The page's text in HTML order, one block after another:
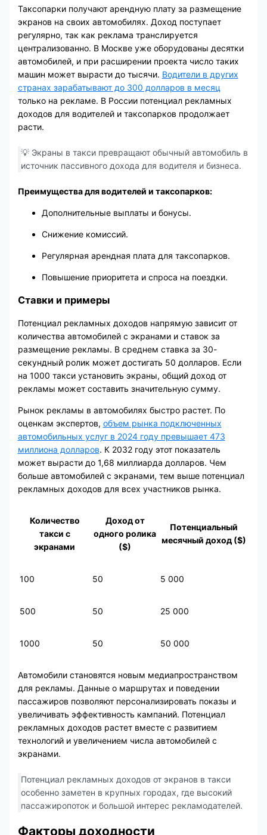
Таксопарки получают арендную плату за размещение
экранов на своих автомобилях. Доход поступает
регулярно, так как реклама транслируется
централизованно. В Москве уже оборудованы десятки
автомобилей, и при расширении проекта число таких
машин может вырасти до тысячи. Водители в других
странах зарабатывают до 300 долларов в месяц
только на рекламе. В России потенциал рекламных
доходов для водителей и таксопарков продолжает
расти.
💡 Экраны в такси превращают обычный автомобиль в
источник пассивного дохода для водителя и бизнеса.
Преимущества для водителей и таксопарков:
Дополнительные выплаты и бонусы.
Снижение комиссий.
Регулярная арендная плата для таксопарков.
Повышение приоритета и спроса на поездки.
Ставки и примеры
Потенциал рекламных доходов напрямую зависит от
количества автомобилей с экранами и ставок за
размещение рекламы. В среднем ставка за 30-
секундный ролик может достигать 50 долларов. Если
на 1000 такси установить экраны, общий доход от
рекламы может составить значительную сумму.
Рынок рекламы в автомобилях быстро растет. По
оценкам экспертов, объем рынка подключенных
автомобильных услуг в 2024 году превышает 473
миллиона долларов. К 2032 году этот показатель
может вырасти до 1,68 миллиарда долларов. Чем
больше автомобилей с экранами, тем выше потенциал
рекламных доходов для всех участников рынка.
Количество
такси с
экранами
Доход от
одного ролика
($)
Потенциальный
месячный доход ($)
100 50 5 000
500 50 25 000
1000 50 50 000
Автомобили становятся новым медиапространством
для рекламы. Данные о маршрутах и поведении
пассажиров позволяют персонализировать показы и
увеличивать эффективность кампаний. Потенциал
рекламных доходов растет вместе с развитием
технологий и увеличением числа автомобилей с
экранами.
Потенциал рекламных доходов от экранов в такси
особенно заметен в крупных городах, где высокий
пассажиропоток и большой интерес рекламодателей.
Факторы доходности